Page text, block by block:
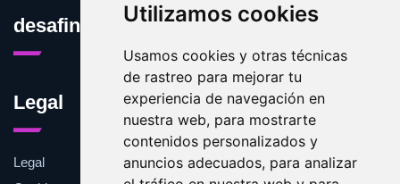
Utilizamos cookies
Usamos cookies y otras técnicas
de rastreo para mejorar tu
experiencia de navegación en
nuestra web, para mostrarte
contenidos personalizados y
anuncios adecuados, para analizar
desafinado.es
Legal
Legal